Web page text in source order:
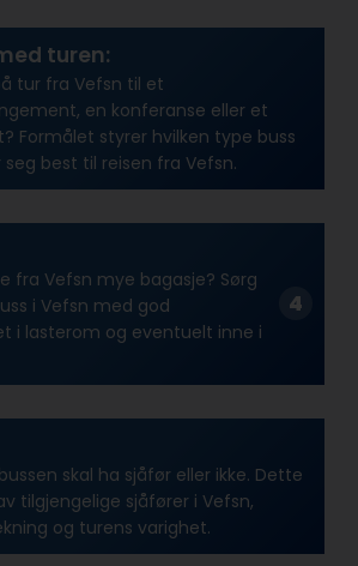
turen:
tur fra Vefsn til et
en konferanse eller et
Formålet styrer hvilken type buss
best til reisen fra Vefsn.
fra Vefsn mye bagasje? Sørg
i Vefsn med god
i lasterom og eventuelt inne i
skal ha sjåfør eller ikke. Dette
tilgjengelige sjåfører i Vefsn,
og turens varighet.